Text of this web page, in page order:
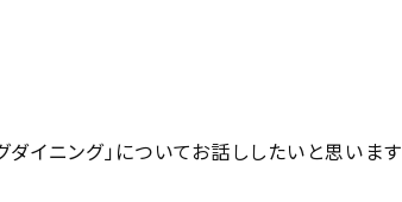
イニング」についてお話ししたいと思います